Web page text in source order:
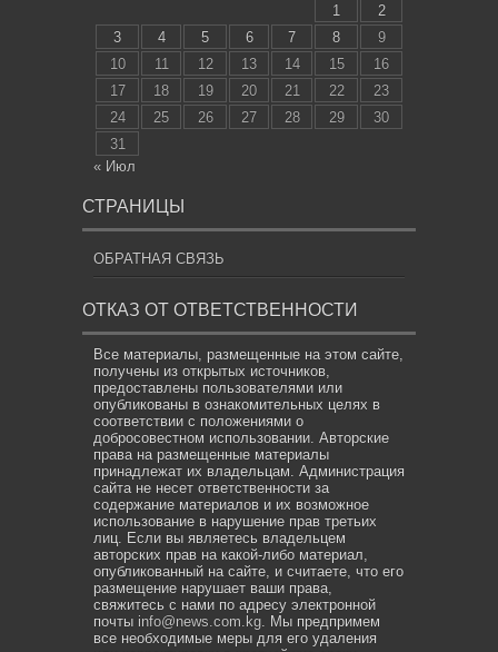
1
2
3
4 5 6 7 8
9
10
11 12 13 14 15
16
17
18 19 20 21 22
23
24
25 26 27 28 29
30
31
« Июл
СТРАНИЦЫ
ОБРАТНАЯ СВЯЗЬ
ОТКАЗ ОТ ОТВЕТСТВЕННОСТИ
Все материалы, размещенные на этом сайте,
получены из открытых источников,
предоставлены пользователями или
опубликованы в ознакомительных целях в
соответствии с положениями о
добросовестном использовании. Авторские
права на размещенные материалы
принадлежат их владельцам. Администрация
сайта не несет ответственности за
содержание материалов и их возможное
использование в нарушение прав третьих
лиц. Если вы являетесь владельцем
авторских прав на какой-либо материал,
опубликованный на сайте, и считаете, что его
размещение нарушает ваши права,
свяжитесь с нами по адресу электронной
почты info@news.com.kg . Мы предпримем
все необходимые меры для его удаления